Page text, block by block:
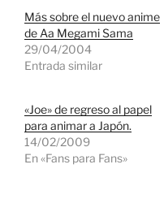
Más sobre el nuevo anime
de Aa Megami Sama
29/04/2004
Entrada similar
«Joe» de regreso al papel
para animar a Japón.
14/02/2009
En «Fans para Fans»